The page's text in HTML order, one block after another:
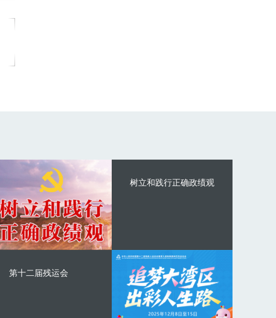
树立和践行正确政绩观
第十二届残运会